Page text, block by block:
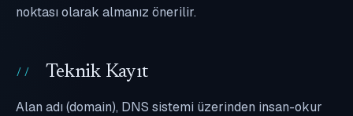
noktası olarak almanız önerilir.
Teknik Kayıt
Alan adı (domain), DNS sistemi üzerinden insan-okur